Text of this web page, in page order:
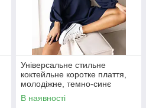
Універсальне стильне
коктейльне коротке плаття,
молодіжне, темно-синє
В наявності